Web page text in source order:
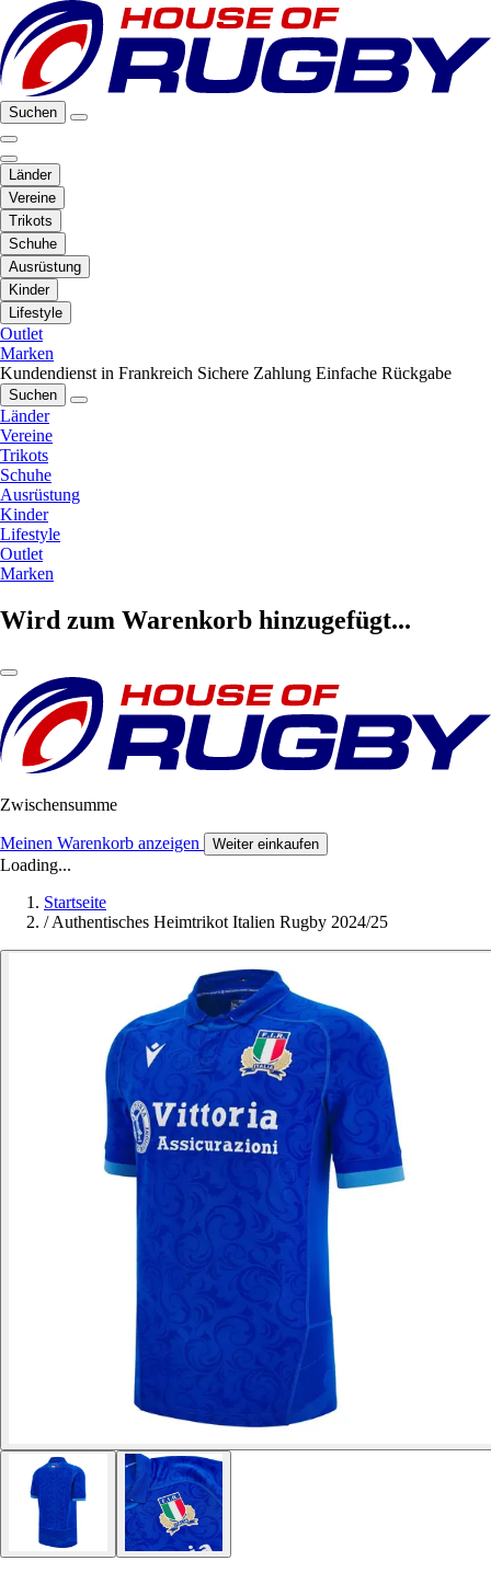
Suchen
Länder
Vereine
Trikots
Schuhe
Ausrüstung
Kinder
Lifestyle
Outlet
Marken
Kundendienst in Frankreich Sichere Zahlung Einfache Rückgabe
Suchen
Länder
Vereine
Trikots
Schuhe
Ausrüstung
Kinder
Lifestyle
Outlet
Marken
Wird zum Warenkorb hinzugefügt...
Zwischensumme
Meinen Warenkorb anzeigen Weiter einkaufen
Loading...
Startseite
/ Authentisches Heimtrikot Italien Rugby 2024/25